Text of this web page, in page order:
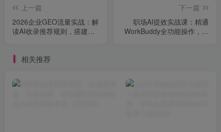
上一篇
2026企业GEO流量实战：解
读AI收录推荐规则，搭建内
下一篇
职场AI提效实战课：精通
WorkBuddy全功能操作，玩
相关推荐